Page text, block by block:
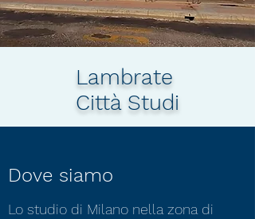
Lambrate
Città Studi
Dove siamo
Lo studio di Milano nella zona di